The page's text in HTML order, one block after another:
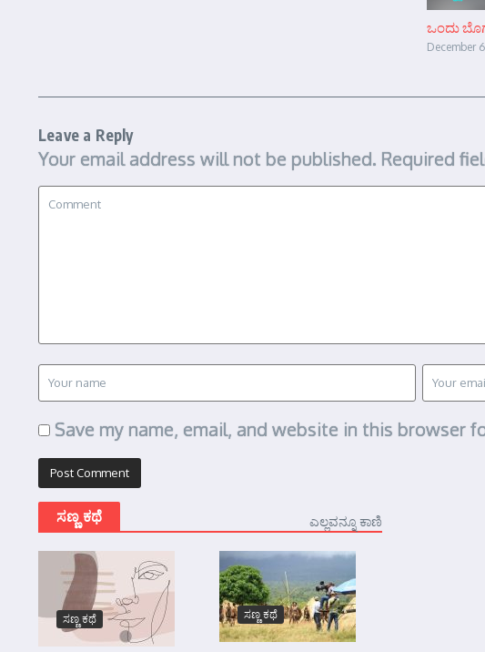
ಒಂದು
December
Leave a Reply
Your email address will not be published. Required
Save my name, email, and website in this browser
ಸಣ್ಣ ಕಥೆ ಎಲ್ಲವನ್ನೂ ಕಾಣಿ
ಸಣ್ಣ ಕಥೆ ಸಣ್ಣ ಕಥೆ